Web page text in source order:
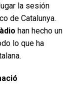
la sesión
de Catalunya.
han hecho un
lo que ha